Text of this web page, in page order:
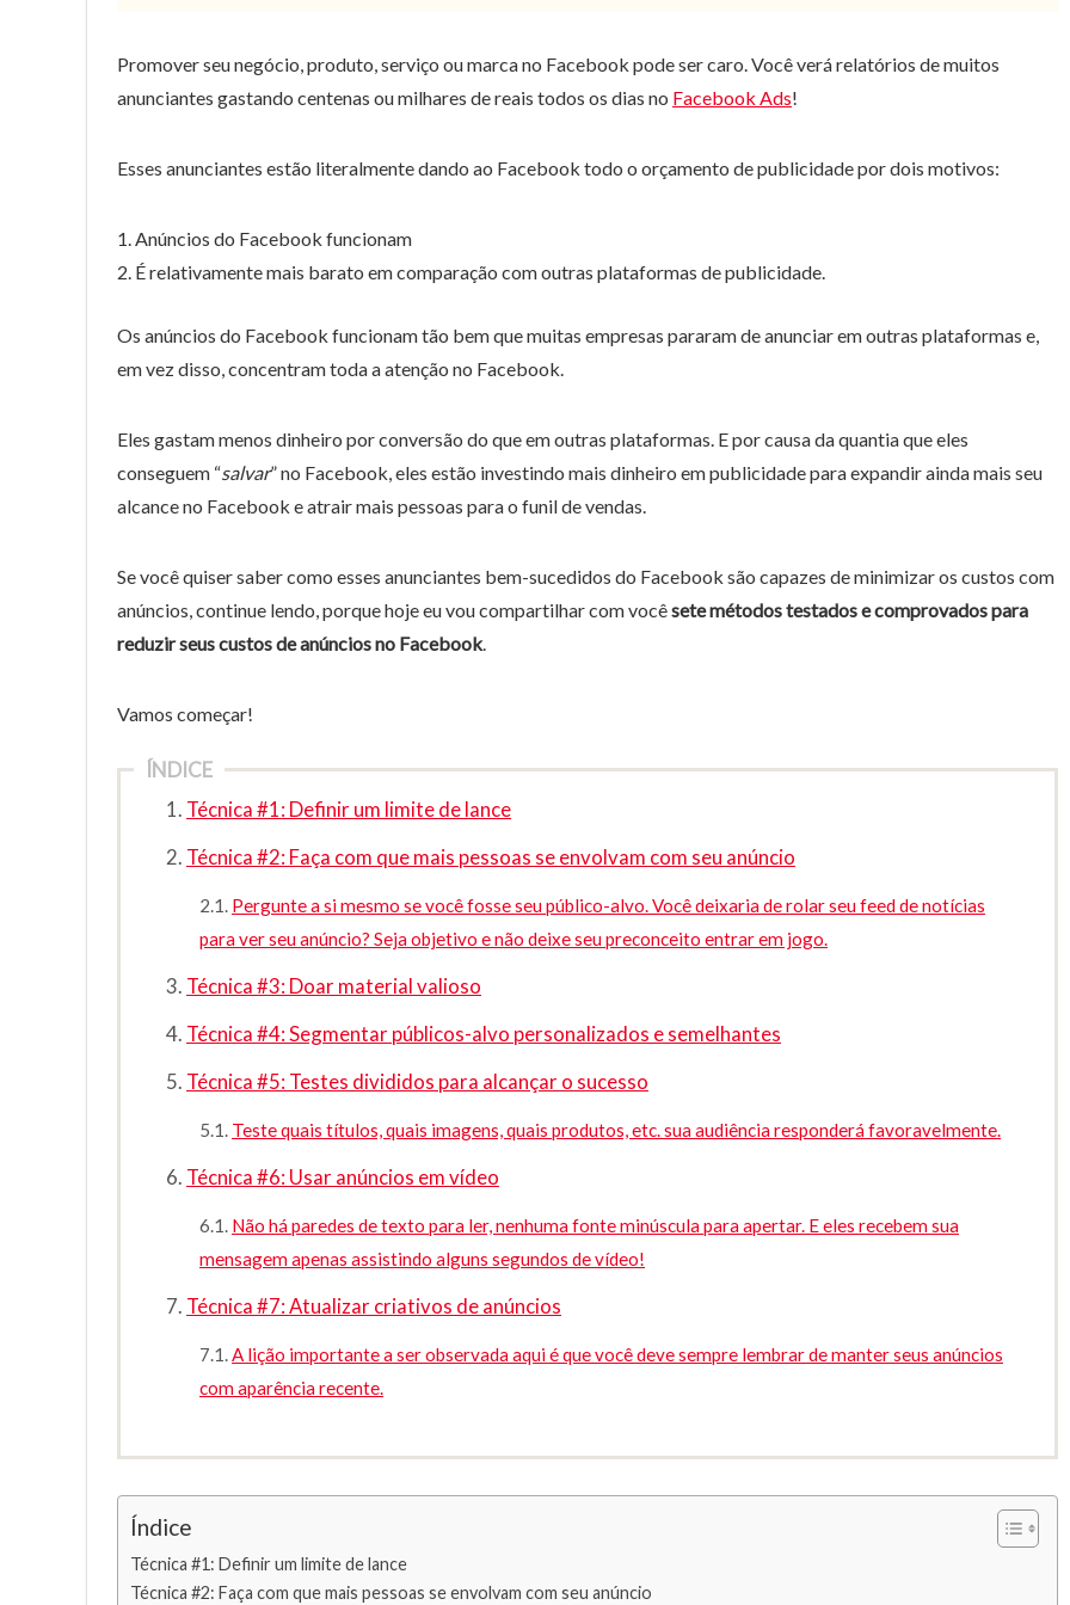
Promover seu negócio, produto, serviço ou marca no Facebook pode ser caro. Você verá relatórios de muitos
anunciantes gastando centenas ou milhares de reais todos os dias no Facebook Ads!
Esses anunciantes estão literalmente dando ao Facebook todo o orçamento de publicidade por dois motivos:
Anúncios do Facebook funcionam
É relativamente mais barato em comparação com outras plataformas de publicidade.
Os anúncios do Facebook funcionam tão bem que muitas empresas pararam de anunciar em outras plataformas e,
em vez disso, concentram toda a atenção no Facebook.
Eles gastam menos dinheiro por conversão do que em outras plataformas. E por causa da quantia que eles
conseguem “salvar” no Facebook, eles estão investindo mais dinheiro em publicidade para expandir ainda mais seu
alcance no Facebook e atrair mais pessoas para o funil de vendas.
Se você quiser saber como esses anunciantes bem-sucedidos do Facebook são capazes de minimizar os custos com
anúncios, continue lendo, porque hoje eu vou compartilhar com vocêsete métodos testados e comprovados para
reduzir seus custos de anúncios no Facebook.
Vamos começar!
ÍNDICE
Técnica #1: Definir um limite de lance
Técnica #2: Faça com que mais pessoas se envolvam com seu anúncio
Pergunte a si mesmo se você fosse seu público-alvo. Você deixaria de rolar seu feed de notícias
para ver seu anúncio? Seja objetivo e não deixe seu preconceito entrar em jogo.
Técnica #3: Doar material valioso
Técnica #4: Segmentar públicos-alvo personalizados e semelhantes
Técnica #5: Testes divididos para alcançar o sucesso
Teste quais títulos, quais imagens, quais produtos, etc. sua audiência responderá favoravelmente.
Técnica #6: Usar anúncios em vídeo
Não há paredes de texto para ler, nenhuma fonte minúscula para apertar. E eles recebem sua
mensagem apenas assistindo alguns segundos de vídeo!
Técnica #7: Atualizar criativos de anúncios
A lição importante a ser observada aqui é que você deve sempre lembrar de manter seus anúncios
com aparência recente.
Índice
Técnica #1: Definir um limite de lance
Técnica #2: Faça com que mais pessoas se envolvam com seu anúncio